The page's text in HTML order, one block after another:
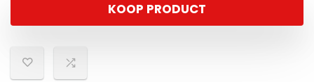
KOOP PRODUCT